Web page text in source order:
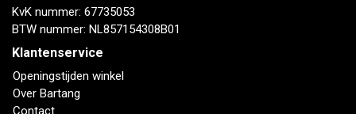
KvK nummer: 67735053
BTW nummer: NL857154308B01
Klantenservice
Openingstijden winkel
Over Bartang
Contact